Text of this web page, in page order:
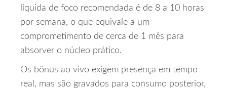
líquida de foco recomendada é de 8 a 10 horas
por semana, o que equivale a um
comprometimento de cerca de 1 mês para
absorver o núcleo prático.
Os bônus ao vivo exigem presença em tempo
real, mas são gravados para consumo posterior,